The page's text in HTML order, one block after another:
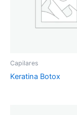
Capilares
Keratina Botox